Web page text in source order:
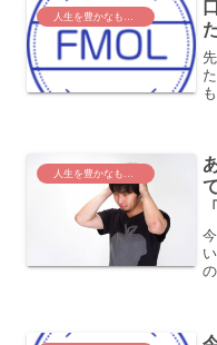
人生を豊かなものに
人生を豊かなものに